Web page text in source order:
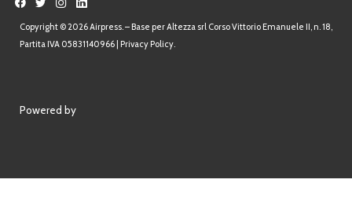
Copyright © 2026 Airpress. – Base per Altezza srl Corso Vittorio Emanuele II, n. 18,
Partita IVA 05831140966 | Privacy Policy.
Powered by